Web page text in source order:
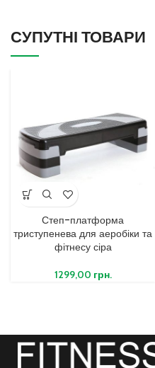
СУПУТНІ ТОВАРИ
Степ-платформа
триступенева для аеробіки та
фітнесу сіра
1299,00 грн.